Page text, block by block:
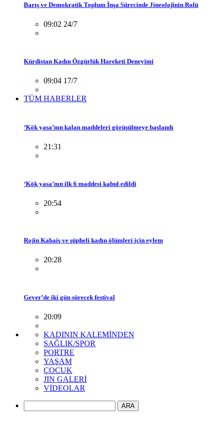
Barış ve Demokratik Toplum İnşa Sürecinde Jineolojînin Rolü
09:02 24/7
Kürdistan Kadın Özgürlük Hareketi Deneyimi
09:04 17/7
TÜM HABERLER
‘Kök yasa’nın kalan maddeleri görüşülmeye başlandı
21:31
‘Kök yasa’nın ilk 6 maddesi kabul edildi
20:54
Rojin Kabaiş ve şüpheli kadın ölümleri için eylem
20:28
Gever’de iki gün sürecek festival
20:09
KADININ KALEMİNDEN
SAĞLIK/SPOR
PORTRE
YAŞAM
ÇOCUK
JIN GALERİ
VİDEOLAR
ARA